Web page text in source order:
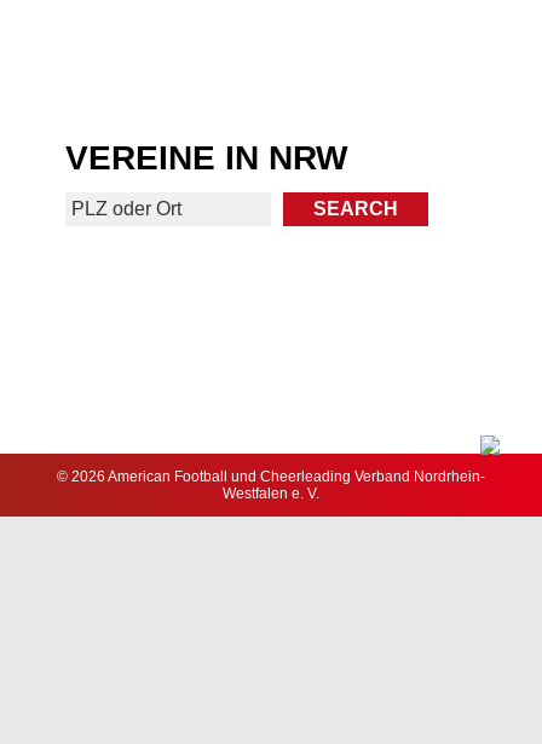
VEREINE IN NRW
© 2026 American Football und Cheerleading Verband Nordrhein-
Westfalen e. V.